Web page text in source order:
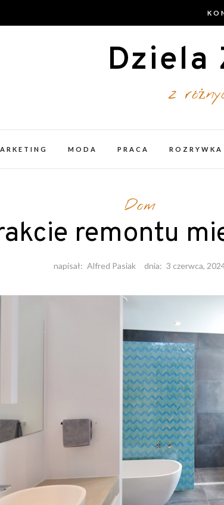
Dziela
z
MODA PRACA ROZRYWKA
Dom
remontu
napisał: Alfred Pasiak dnia: 3 czerwca,